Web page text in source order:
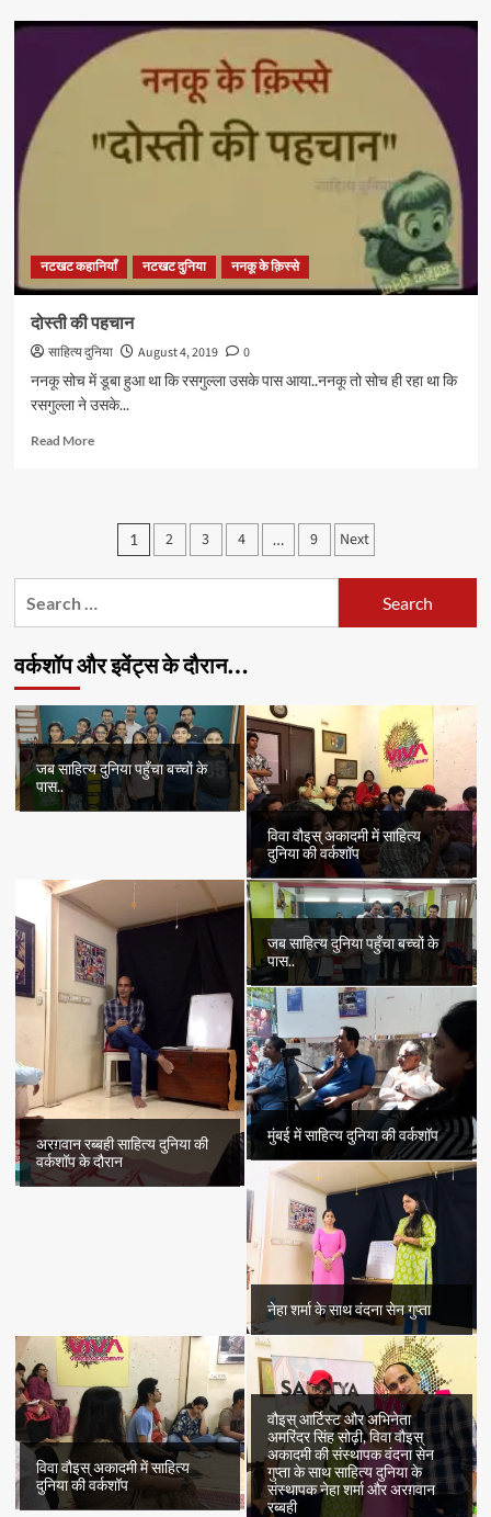
ननकू
बेस्ट
नटखट कहानियाँ नटखट दुनिया ननकू के क़िस्से
दोस्ती की पहचान
साहित्य दुनिया August 4, 2019
0
ननकू सोच में डूबा हुआ था कि रसगुल्ला उसके पास आया..ननकू तो सोच ही रहा था कि
रसगुल्ला ने उसके...
Read MoreRead
Posts
pagination
1 2 3 4 … 9 Next
वर्कशॉप और इवेंट्स के दौरान…
जब साहित्य दुनिया पहुँचा बच्चों के
पास..
विवा वौइस् अकादमी में साहित्य
दुनिया की वर्कशॉप
अरग़वान रब्बही साहित्य दुनिया की
वर्कशॉप के दौरान
जब साहित्य दुनिया पहुँचा बच्चों के
पास..
मुंबई में साहित्य दुनिया की वर्कशॉप
नेहा शर्मा के साथ वंदना सेन गुप्ता
विवा वौइस् अकादमी में साहित्य
दुनिया की वर्कशॉप
वौइस् आर्टिस्ट और अभिनेता
अमरिंदर सिंह सोढ़ी, विवा वौइस्
अकादमी की संस्थापक वंदना सेन
गुप्ता के साथ साहित्य दुनिया के
संस्थापक नेहा शर्मा और अरग़वान
रब्बही